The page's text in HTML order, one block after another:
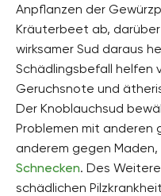
Anpflanzen der
Kräuterbeet ab,
wirksamer Sud daraus
Schädlingsbefall helfen
Geruchsnote und
Der Knoblauchsud
Problemen mit anderen
anderem gegen Maden,
Schnecken. Des
schädlichen